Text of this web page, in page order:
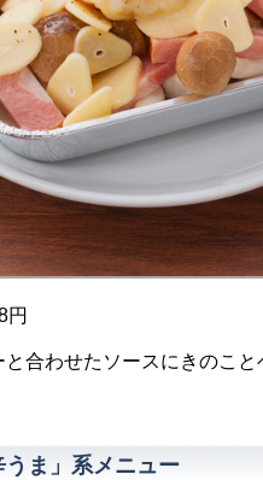
円
合わせたソースにきのこと
ま」系メニュー